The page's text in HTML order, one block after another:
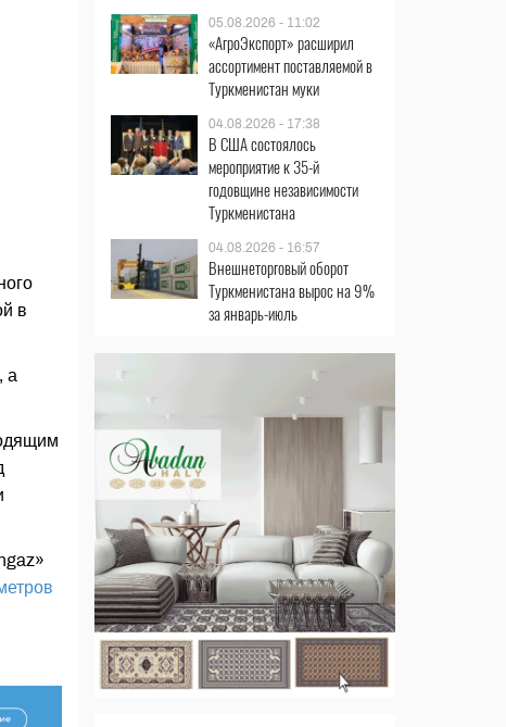
в
а
05.08.2026 - 11:02
«АгроЭкспорт» расширил
ассортимент поставляемой в
Туркменистан муки
04.08.2026 - 17:38
В США состоялось
мероприятие к 35-й
годовщине независимости
Туркменистана
04.08.2026 - 16:57
Внешнеторговый оборот
Туркменистана вырос на 9%
за январь-июль